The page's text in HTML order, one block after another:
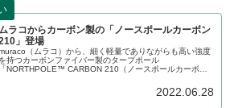
ラコからカーボン製の「ノースポールカーボン
」登場
（ムラコ）から、細く軽量でありながらも高い強度
を持つカーボンファイバー製のタープポール
「NORTHPOLE™ CARBON 210（ノースポールカーボン
2022.06.28